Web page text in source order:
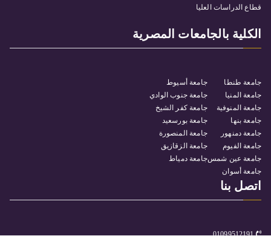
قطاع الدراسات العليا
الكلية بالجامعات المصرية
جامعة طنطا
جامعة المنيا
جامعة المنوفية
جامعة بنها
جامعة دمنهور
جامعة الفيوم
جامعة عين شمس
جامعة أسوان
جامعة أسيوط
جامعة جنوب الوادي
جامعة كفر الشيخ
جامعة بورسعيد
جامعة المنصورة
جامعة الزقازيق
جامعة دمياط
اتصل بنا
01099512191